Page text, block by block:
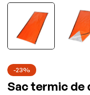
-23%
Sac termic de